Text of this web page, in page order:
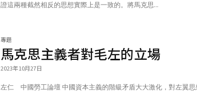
證這兩種截然相反的思想實際上是一致的。將馬克思...
專題
馬克思主義者對毛左的立場
2023年10月27日
左仁 中國勞工論壇 中國資本主義的階級矛盾大大激化，對左翼思想的